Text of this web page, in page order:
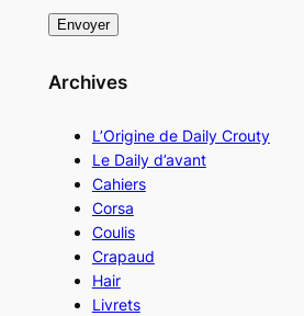
Archives
L’Origine de Daily Crouty
Le Daily d’avant
Cahiers
Corsa
Coulis
Crapaud
Hair
Livrets